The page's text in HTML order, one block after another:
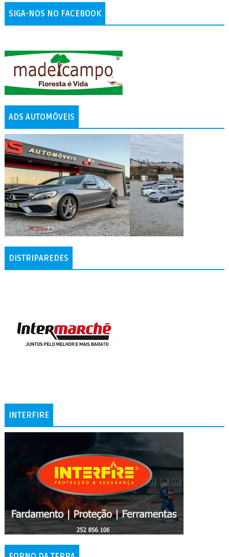
SIGA-NOS NO FACEBOOK
ADS AUTOMÓVEIS
DISTRIPAREDES
INTERFIRE